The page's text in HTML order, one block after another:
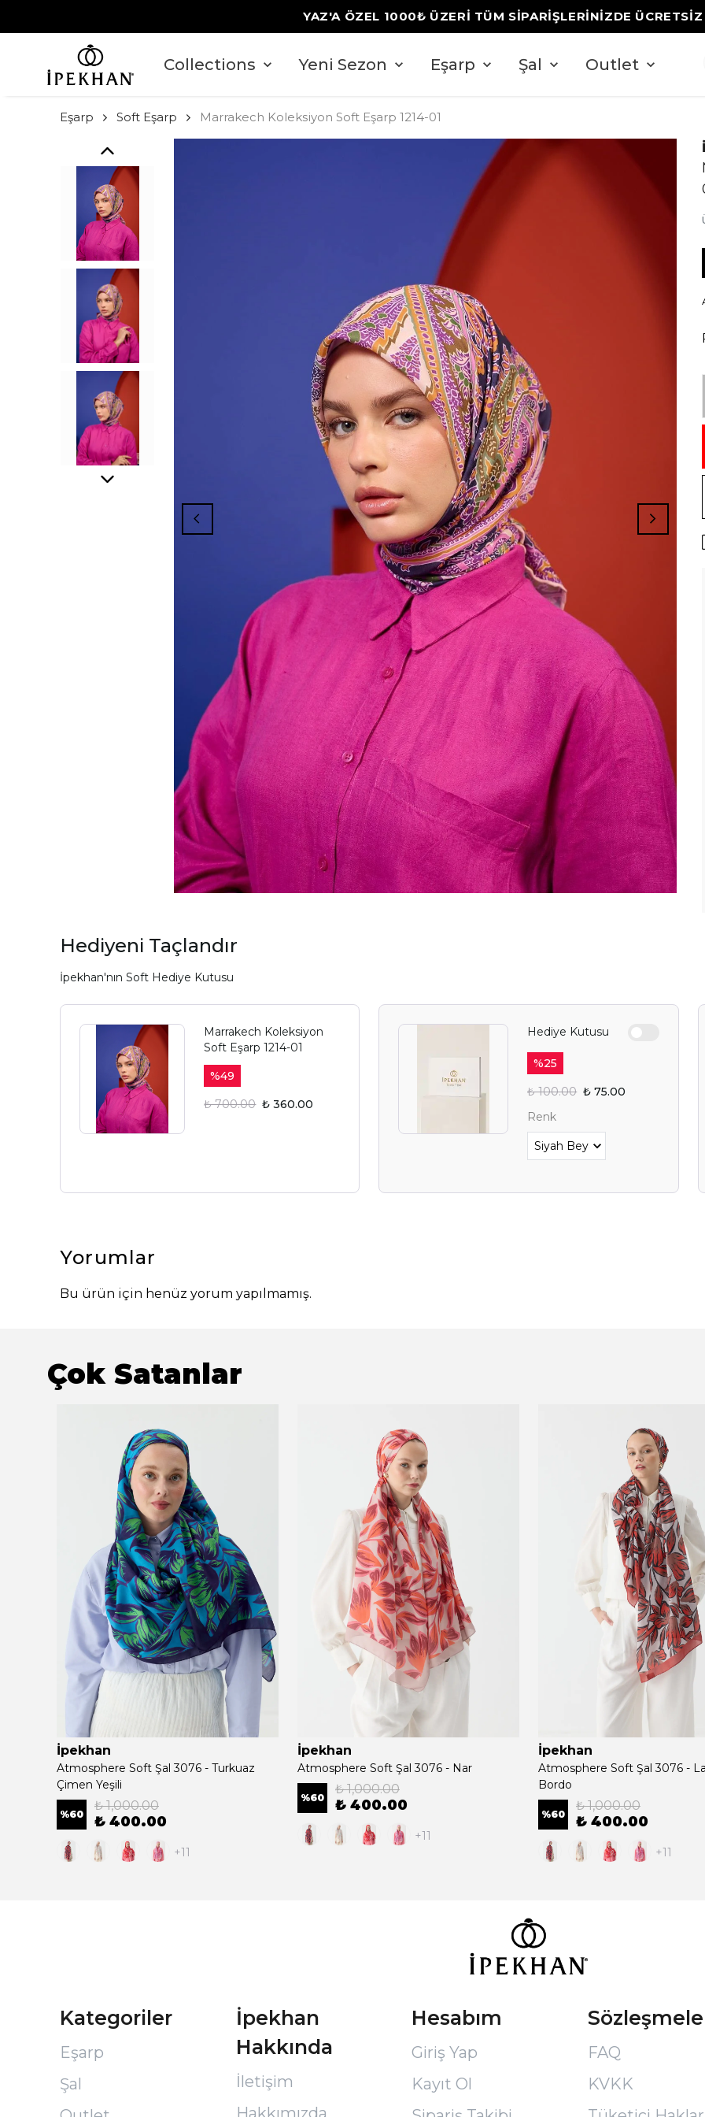
YAZ'A ÖZEL 1000₺ ÜZERİ TÜM SİPARİŞLERİNİZDE ÜCRETSİZ
Collections Yeni Sezon Eşarp Şal Outlet
Eşarp Soft Eşarp Marrakech Koleksiyon Soft Eşarp 1214-01
Hediyeni Taçlandır
İpekhan'nın Soft Hediye Kutusu
Marrakech Koleksiyon
Soft Eşarp 1214-01
%49
₺ 700.00 ₺ 360.00
Hediye Kutusu
%25
₺ 100.00 ₺ 75.00
Renk
Yorumlar
Bu ürün için henüz yorum yapılmamış.
Çok Satanlar
İpekhan
Atmosphere Soft Şal 3076 - Turkuaz
Çimen Yeşili
%60
₺ 1,000.00
₺ 400.00
+11
İpekhan
Atmosphere Soft Şal 3076 - Nar
%60
₺ 1,000.00
₺ 400.00
+11
İpekhan
Atmosphere Soft Şal 3076 -
Bordo
%60
₺ 1,000.00
₺ 400.00
+11
Kategoriler
Eşarp
Şal
İpekhan
Hakkında
İletişim
Hakkımızda
Hesabım
Giriş Yap
Kayıt Ol
FAQ
KVKK
YAZ